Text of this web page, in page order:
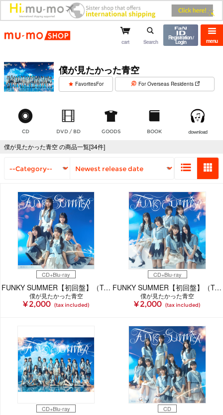
mu-mo shop menu
cart Search
Registration /
Login
僕が見たかった青空
FavoritesFor For Overseas Residents
CD DVD / BD GOODS BOOK download
僕が見たかった青空 の商品一覧[34件]
CD+Blu-ray
FUNKY SUMMER【初回盤】（Type-A）（CDシングル＋Blu-ray）
僕が見たかった青空
¥ 2,000 (tax included)
CD+Blu-ray
FUNKY SUMMER【初回盤】（Type-B）（CDシングル＋Blu-ray）
僕が見たかった青空
¥ 2,000 (tax included)
CD+Blu-ray CD